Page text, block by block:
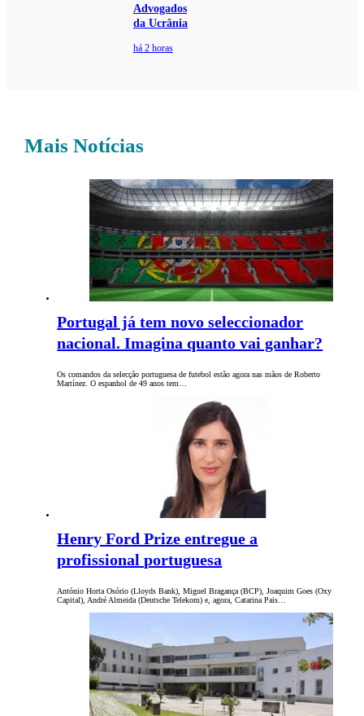
Advogados
da Ucrânia
há 2 horas
Mais Notícias
Portugal já tem novo seleccionador
nacional. Imagina quanto vai ganhar?
Os comandos da selecção portuguesa de futebol estão agora nas mãos de Roberto
Martínez. O espanhol de 49 anos tem…
Henry Ford Prize entregue a
profissional portuguesa
António Horta Osório (Lloyds Bank), Miguel Bragança (BCP), Joaquim Goes (Oxy
Capital), André Almeida (Deutsche Telekom) e, agora, Catarina Pais…